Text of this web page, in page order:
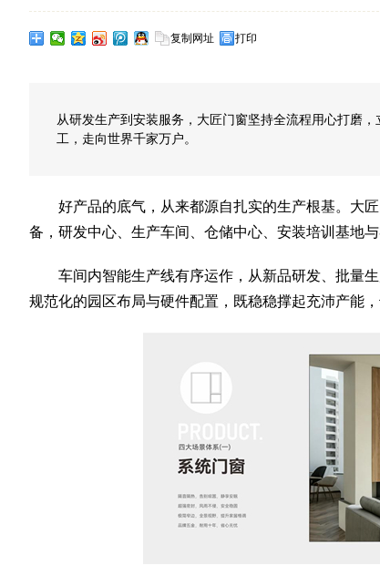
复制网址 打印
从研发生产到安装服务，大匠门窗坚持全流程用心打磨
工，走向世界千家万户。
好产品的底气，从来都源自扎实的生产根基。大
备，研发中心、生产车间、仓储中心、安装培训基地
车间内智能生产线有序运作，从新品研发、批量
规范化的园区布局与硬件配置，既稳稳撑起充沛产能